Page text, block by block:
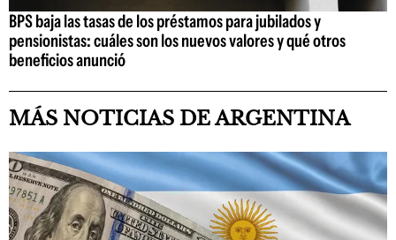
BPS baja las tasas de los préstamos para jubilados y
pensionistas: cuáles son los nuevos valores y qué otros
beneficios anunció
MÁS NOTICIAS DE ARGENTINA